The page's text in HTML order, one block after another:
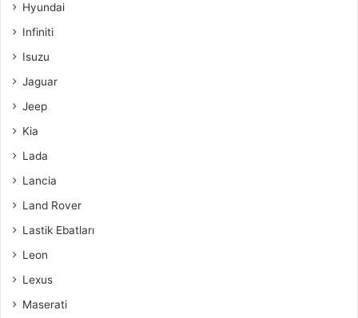
Hyundai
Infiniti
Isuzu
Jaguar
Jeep
Kia
Lada
Lancia
Land Rover
Lastik Ebatları
Leon
Lexus
Maserati